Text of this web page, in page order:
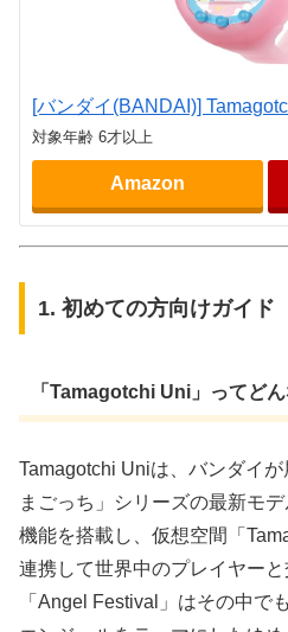
[バンダイ(BANDAI)]
対象年齢 6才以上
Amazon
1. 初めての方向けガイド
「Tamagotchi Uni」ってどん
Tamagotchi Uniは、バンダイ
まごっち」シリーズの最新モ
機能を搭載し、仮想空間「
連携して世界中のプレイヤーと
「Angel Festival」はその中で